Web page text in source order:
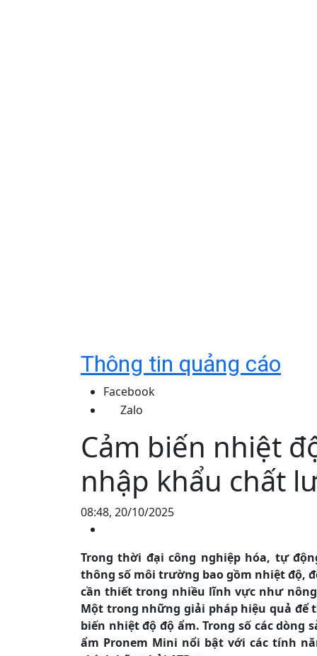
Thông tin quảng cáo
Facebook
Zalo
Cảm biến nhiệt
nhập khẩu chất
08:48, 20/10/2025
Trong thời đại công nghiệp hóa, tự
thông số môi trường bao gồm nhiệt độ,
cần thiết trong nhiều lĩnh vực như
Một trong những giải pháp hiệu quả để
biến nhiệt độ độ ẩm. Trong số các dòng
ẩm Pronem Mini nổi bật với các tính